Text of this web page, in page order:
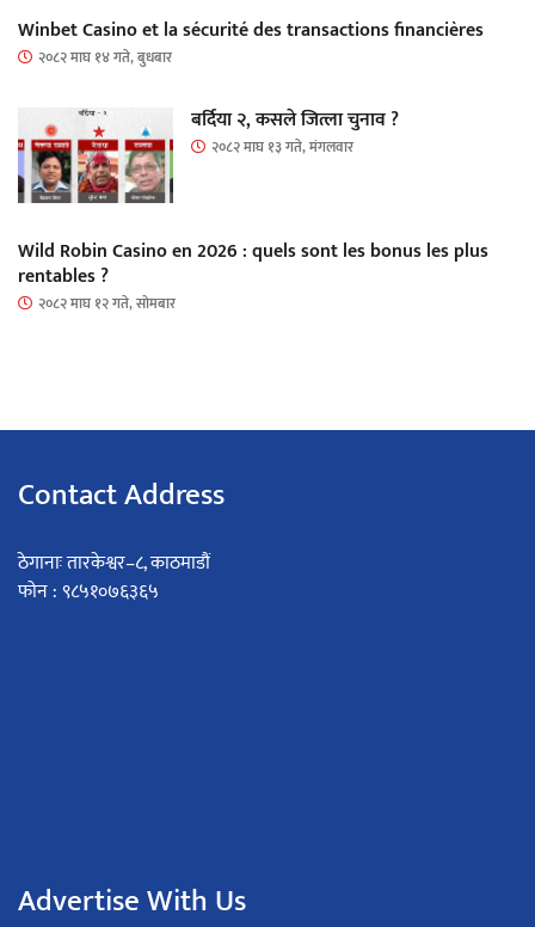
Winbet Casino et la sécurité des transactions financières
२०८२ माघ १४ गते, बुधबार
बर्दिया २, कसले जित्ला चुनाव ?
२०८२ माघ १३ गते, मंगलवार
Wild Robin Casino en 2026 : quels sont les bonus les plus
rentables ?
२०८२ माघ १२ गते, सोमबार
Contact Address
ठेगानाः तारकेश्वर–८, काठमाडौं
फोन : ९८५१०७६३६५
Advertise With Us